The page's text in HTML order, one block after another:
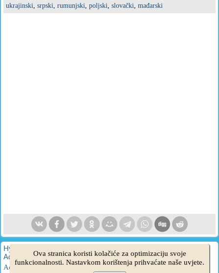
ukrajinski, srpski, rumunjski, poljski, slovački, mađarski
HyundaiBook.ru © 2018-2026
Administracija·Pretraživanje web mjesta·Vlasnici Hyundaija
Accent 1·Accent 2 · Accent 3·Elantra 1·Elantra 2·Elantra 3·
Ova stranica koristi kolačiće za optimizaciju svoje
funkcionalnosti. Nastavkom korištenja prihvaćate naše uvjete.